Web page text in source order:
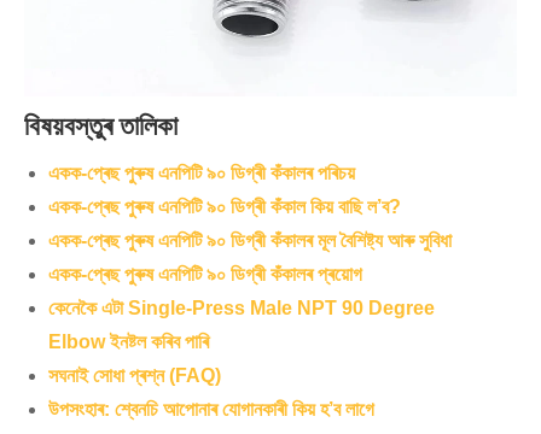
বিষয়বস্তুৰ তালিকা
একক-প্ৰেছ পুৰুষ এনপিটি ৯০ ডিগ্ৰী কঁকালৰ পৰিচয়
একক-প্ৰেছ পুৰুষ এনপিটি ৯০ ডিগ্ৰী কঁকাল কিয় বাছি ল’ব?
একক-প্ৰেছ পুৰুষ এনপিটি ৯০ ডিগ্ৰী কঁকালৰ মূল বৈশিষ্ট্য আৰু সুবিধা
একক-প্ৰেছ পুৰুষ এনপিটি ৯০ ডিগ্ৰী কঁকালৰ প্ৰয়োগ
কেনেকৈ এটা Single-Press Male NPT 90 Degree
Elbow ইনষ্টল কৰিব পাৰি
সঘনাই সোধা প্ৰশ্ন (FAQ)
উপসংহাৰ: শ্বেনচি আপোনাৰ যোগানকাৰী কিয় হ’ব লাগে